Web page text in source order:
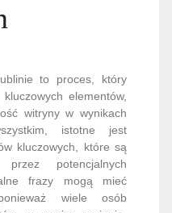
to proces, który
elementów,
witryny w wynikach
istotne jest
kluczowych, które są
przez potencjalnych
frazy mogą mieć
wiele osób